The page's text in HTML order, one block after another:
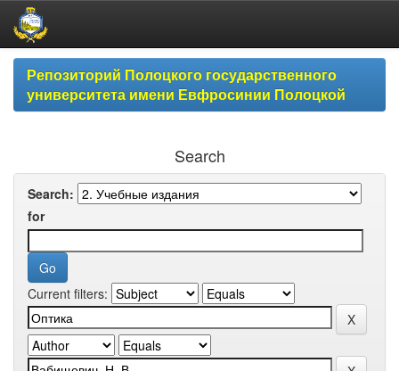
Skip
navigationРепозиторий Полоцкого государственного
университета имени Евфросинии Полоцкой
Search
Search:
for
Current filters: